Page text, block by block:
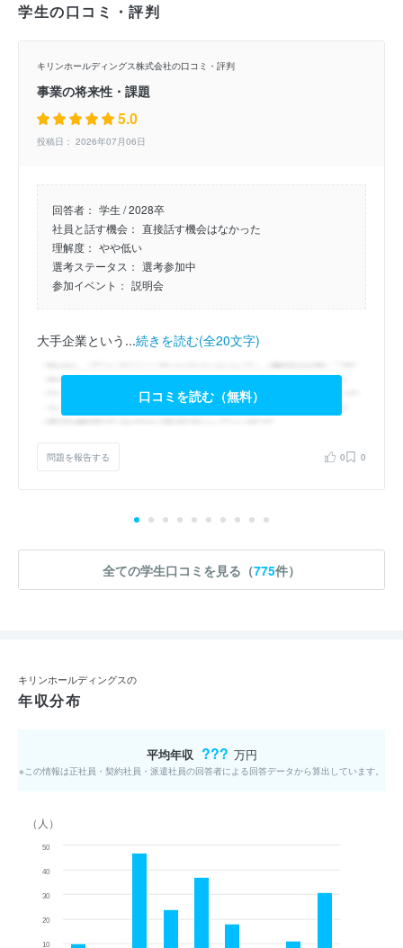
学生の口コミ・評判
キリンホールディングス株式会社の口コミ・評判
事業の将来性・課題
5.0
投稿日： 2026年07月06日
回答者： 学生 / 2028卒
社員と話す機会： 直接話す機会はなかった
理解度： やや低い
選考ステータス： 選考参加中
参加イベント： 説明会
大手企業という...続きを読む(全20文字)
口コミを読む（無料）
問題を報告する 0 0
全ての学生口コミを見る（775件）
キリンホールディングスの
年収分布
平均年収 ??? 万円
※この情報は正社員・契約社員・派遣社員の回答者による回答データから算出しています。
（人）
10
20
30
40
50